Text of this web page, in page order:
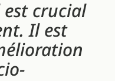
crucial
Il est